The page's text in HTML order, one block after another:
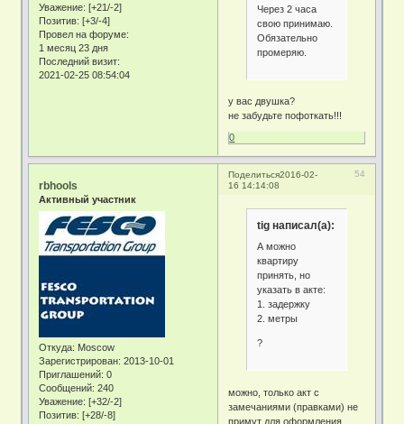
Уважение: [+21/-2]
Позитив: [+3/-4]
Провел на форуме:
1 месяц 23 дня
Последний визит:
2021-02-25 08:54:04
Через 2 часа
свою принимаю.
Обязательно
промеряю.
у вас двушка?
не забудьте пофоткать!!!
0
Поделиться 54
2016-02-
16 14:14:08
rbhools
Активный участник
Откуда: Moscow
Зарегистрирован: 2013-10-01
Приглашений: 0
Сообщений: 240
Уважение: [+32/-2]
Позитив: [+28/-8]
tig написал(а):
А можно
квартиру
принять, но
указать в акте:
1. задержку
2. метры
?
можно, только акт с
замечаниями (правками) не
примут для оформления